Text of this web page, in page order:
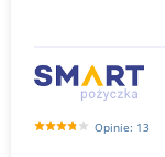
Opinie: 13